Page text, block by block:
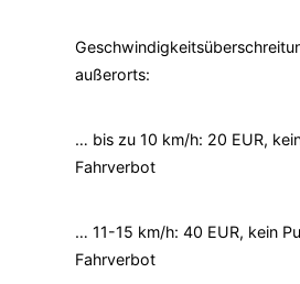
außerorts:
… bis zu 10 km/h: 20 EUR,
Fahrverbot
… 11-15 km/h: 40 EUR, kein
Fahrverbot